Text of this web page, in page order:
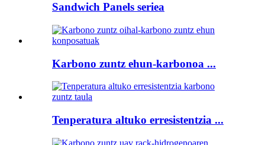
Sandwich Panels seriea
Karbono zuntz ehun-karbonoa ...
Tenperatura altuko erresistentzia ...